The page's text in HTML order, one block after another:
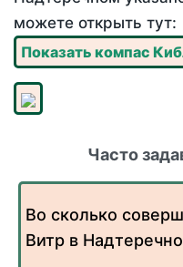
можете открыть тут:
Показать компас
Часто
Во сколько
Витр в